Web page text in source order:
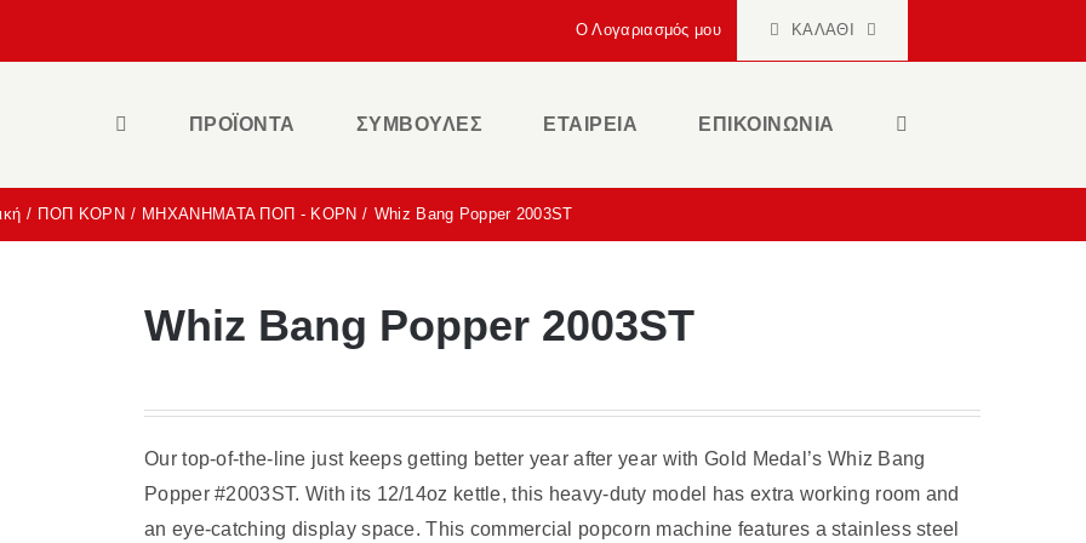
Ο Λογαριασμός μου ΚΑΛΆΘΙ
ΠΡΟΪΟΝΤΑ ΣΥΜΒΟΥΛΕΣ ΕΤΑΙΡΕΙΑ ΕΠΙΚΟΙΝΩΝΙΑ
ΠΟΠ ΚΟΡΝ ΜΗΧΑΝΗΜΑΤΑ ΠΟΠ - ΚΟΡΝ Whiz Bang Popper 2003ST
Whiz Bang Popper 2003ST
Our top-of-the-line just keeps getting better year after year with Gold Medal’s Whiz Bang
Popper #2003ST. With its 12/14oz kettle, this heavy-duty model has extra working room and
an eye-catching display space. This commercial popcorn machine features a stainless steel